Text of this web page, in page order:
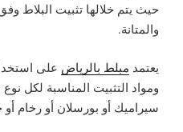
حيث يتم خلالها تثبيت البلاط
والمتانة.
يعتمد مبلط بالرياض على
ومواد التثبيت المناسبة لكل
سيراميك أو بورسلان أو رخام